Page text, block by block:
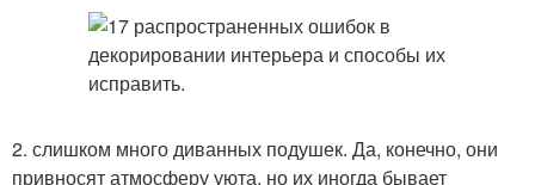
2. слишком много диванных подушек. Да, конечно, они
привносят атмосферу уюта, но их иногда бывает